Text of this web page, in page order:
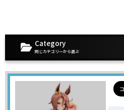
Category
同じカテゴリーから選ぶ